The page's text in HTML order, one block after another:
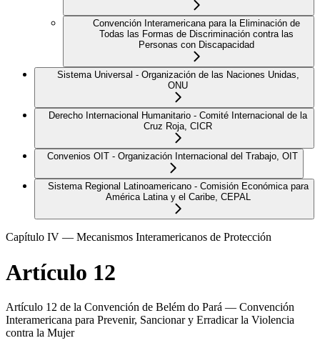
Convención Interamericana para la Eliminación de
Todas las Formas de Discriminación contra las
Personas con Discapacidad
Sistema Universal - Organización de las Naciones Unidas,
ONU
Derecho Internacional Humanitario - Comité Internacional de la
Cruz Roja, CICR
Convenios OIT - Organización Internacional del Trabajo, OIT
Sistema Regional Latinoamericano - Comisión Económica para
América Latina y el Caribe, CEPAL
Capítulo IV — Mecanismos Interamericanos de Protección
Artículo 12
Artículo 12 de la Convención de Belém do Pará — Convención
Interamericana para Prevenir, Sancionar y Erradicar la Violencia
contra la Mujer